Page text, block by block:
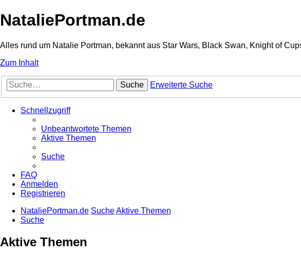
NataliePortman.de
Alles rund um Natalie Portman, bekannt aus Star Wars, Black Swan, Knight of
Zum Inhalt
Suche Erweiterte Suche
Schnellzugriff
Unbeantwortete Themen
Aktive Themen
Suche
FAQ
Anmelden
Registrieren
NataliePortman.de SucheAktive Themen
Suche
Aktive Themen